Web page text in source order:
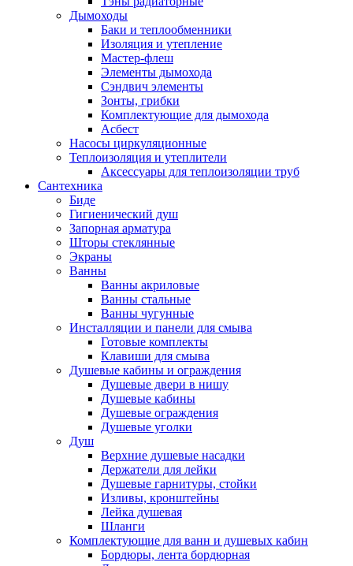
Дымоходы
Баки и теплообменники
Изоляция и утепление
Мастер-флеш
Элементы дымохода
Сэндвич элементы
Зонты, грибки
Комплектующие для дымохода
Асбест
Насосы циркуляционные
Теплоизоляция и утеплители
Аксессуары для теплоизоляции труб
Сантехника
Биде
Гигиенический душ
Запорная арматура
Шторы стеклянные
Экраны
Ванны
Ванны акриловые
Ванны стальные
Ванны чугунные
Инсталляции и панели для смыва
Готовые комплекты
Клавиши для смыва
Душевые кабины и ограждения
Душевые двери в нишу
Душевые кабины
Душевые ограждения
Душевые уголки
Душ
Верхние душевые насадки
Держатели для лейки
Душевые гарнитуры, стойки
Изливы, кронштейны
Лейка душевая
Шланги
Комплектующие для ванн и душевых кабин
Бордюры, лента бордюрная